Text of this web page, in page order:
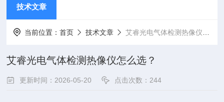
技术文章
当前位置：首页 技术文章 艾睿光电气体检测热像仪怎么选？
艾睿光电气体检测热像仪怎么选？
更新时间：2026-05-20 点击次数：244